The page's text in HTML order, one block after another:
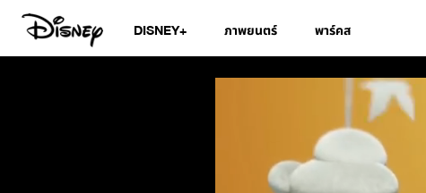
DISNEY+ ภาพยนตร์ พาร์คส
สมุดอวยพรวันเกิดดิ